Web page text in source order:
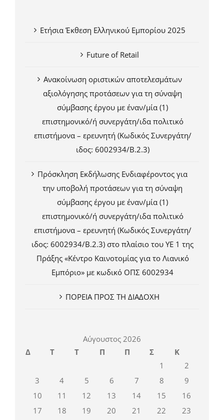
Ετήσια Έκθεση Ελληνικού Εμπορίου 2025
Future of Retail
Ανακοίνωση οριστικών αποτελεσμάτων
αξιολόγησης προτάσεων για τη σύναψη
σύμβασης έργου με έναν/μία (1)
επιστημονικό/ή συνεργάτη/ιδα πολιτικό
επιστήμονα – ερευνητή (Κωδικός Συνεργάτη/
ιδος: 6002934/Β.2.3)
Πρόσκληση Εκδήλωσης Ενδιαφέροντος για
την υποβολή προτάσεων για τη σύναψη
σύμβασης έργου με έναν/μία (1)
επιστημονικό/ή συνεργάτη/ιδα πολιτικό
επιστήμονα – ερευνητή (Κωδικός Συνεργάτη/
ιδος: 6002934/Β.2.3) στο πλαίσιο του ΥΕ 1 της
Πράξης «Κέντρο Καινοτομίας για το Λιανικό
Εμπόριο» με κωδικό ΟΠΣ 6002934
ΠΟΡΕΙΑ ΠΡΟΣ ΤΗ ΔΙΑΔΟΧΗ
Αύγουστος 2026
Δ
Τ Τ Π Π Σ
Κ
1
2
3
4 5 6 7 8
9
10
11 12 13 14 15
16
17
18 19 20 21 22
23